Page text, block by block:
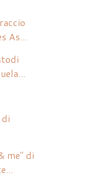
As...
me" di